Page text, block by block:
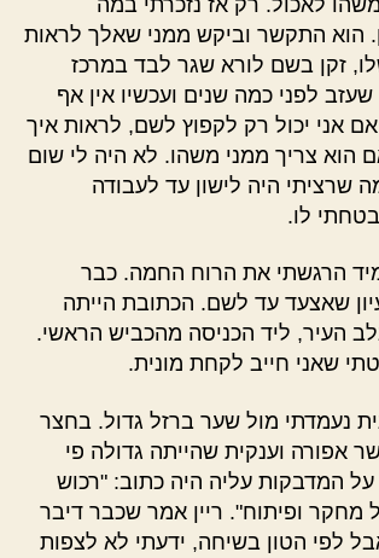
הוא התקשר וביקש ממני שאלך לראות
זקן בשם לורא שגר לבד במרכז
שעזב לפני כמה שנים ועכשיו אין אף
אני יכול רק לקפוץ לשם, לראות איך
הוא צריך ממני משהו. לא היה לי שום
שרציתי היה לישון עד לעבודה
לו.
הרגשתי את הרוח החמה. כבר
שאצעד עד לשם. הכתובת הייתה
העיר, ליד הכניסה מהכביש הראשי.
שאני חייב לקחת מונית.
נעמדתי מול שער ברזל גדול. בחצר
אפורה וענקית שהייתה גדולה פי
על המדבקות עליה היה כתוב: "רכוש
מחקר ופיתוח". ריין אמר שכבר דיבר
לפי הטון בשיחה, ידעתי לא לצפות